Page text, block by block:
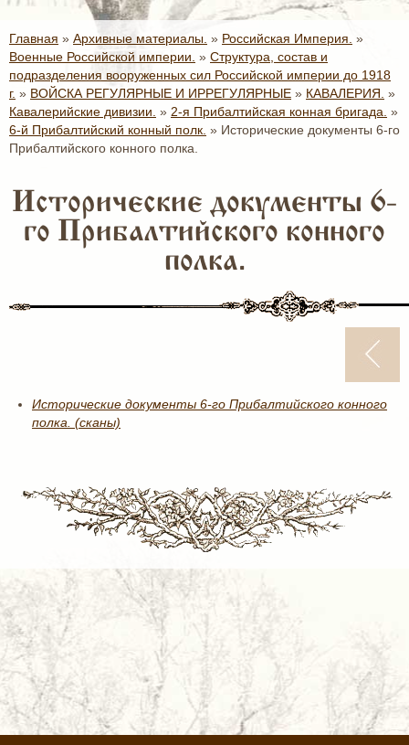
Главная » Архивные материалы. » Российская Империя. »
Военные Российской империи. » Структура, состав и
подразделения вооруженных сил Российской империи до 1918
г. » ВОЙСКА РЕГУЛЯРНЫЕ И ИРРЕГУЛЯРНЫЕ » КАВАЛЕРИЯ. »
Кавалерийские дивизии. » 2-я Прибалтийская конная бригада. »
6-й Прибалтийский конный полк. » Исторические документы 6-го
Прибалтийского конного полка.
Исторические документы 6-
го Прибалтийского конного
полка.
Исторические документы 6-го Прибалтийского конного
полка. (сканы)